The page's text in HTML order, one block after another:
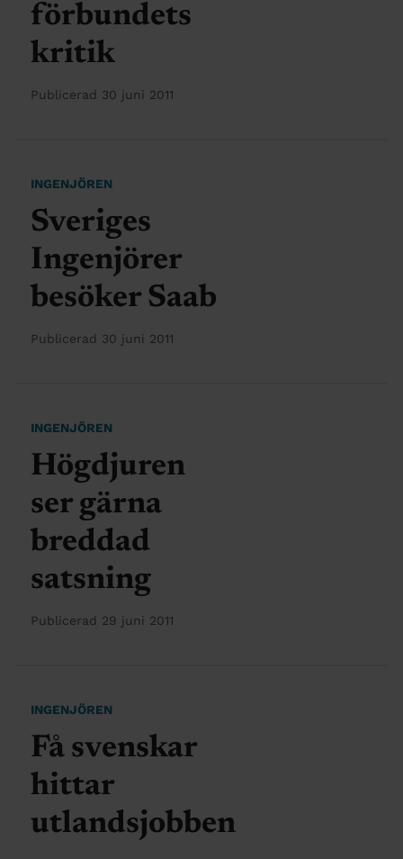
förbundets
kritik
Publicerad 30 juni 2011
INGENJÖREN
Sveriges
Ingenjörer
besöker Saab
Publicerad 30 juni 2011
INGENJÖREN
Högdjuren
ser gärna
breddad
satsning
Publicerad 29 juni 2011
INGENJÖREN
Få svenskar
hittar
utlandsjobben